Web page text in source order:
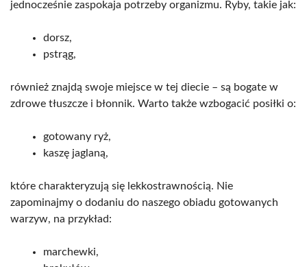
jednocześnie zaspokaja potrzeby organizmu. Ryby, takie jak:
dorsz,
pstrąg,
również znajdą swoje miejsce w tej diecie – są bogate w
zdrowe tłuszcze i błonnik. Warto także wzbogacić posiłki o:
gotowany ryż,
kaszę jaglaną,
które charakteryzują się lekkostrawnością. Nie
zapominajmy o dodaniu do naszego obiadu gotowanych
warzyw, na przykład:
marchewki,